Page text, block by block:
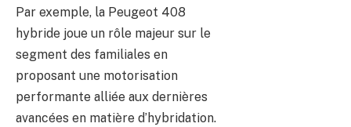
Par exemple, la Peugeot 408
hybride joue un rôle majeur sur le
segment des familiales en
proposant une motorisation
performante alliée aux dernières
avancées en matière d’hybridation.